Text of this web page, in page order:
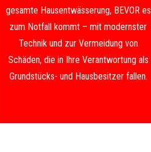
gesamte Hausentwässerung, BEVOR es
zum Notfall kommt – mit modernster
Technik und zur Vermeidung von
Schäden, die in Ihre Verantwortung als
Grundstücks- und Hausbesitzer fallen.